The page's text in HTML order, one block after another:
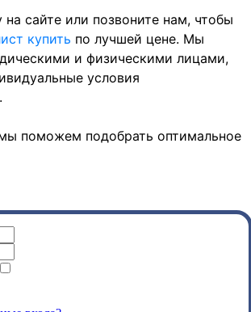
на сайте или позвоните нам, чтобы
купить по лучшей цене. Мы
и физическими лицами,
условия
поможем подобрать оптимальное